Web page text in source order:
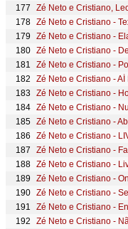
Zé Neto e Cristiano -
Zé Neto e Cristiano -
Zé Neto e Cristiano -
Zé Neto e Cristiano -